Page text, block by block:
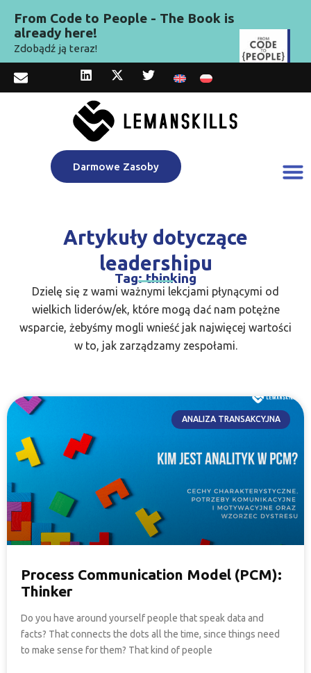
From Code to People - The Book is
already here!
Zdobądź ją teraz!
Darmowe Zasoby
Artykuły dotyczące
leadershipu
Tag: thinking
Dzielę się z wami ważnymi lekcjami płynącymi od
wielkich liderów/ek, które mogą dać nam potężne
wsparcie, żebyśmy mogli wnieść jak najwięcej wartości
w to, jak zarządzamy zespołami.
ANALIZA TRANSAKCYJNA
Process Communication Model (PCM):
Thinker
Do you have around yourself people that speak data and
facts? That connects the dots all the time, since things need
to make sense for them? That kind of people